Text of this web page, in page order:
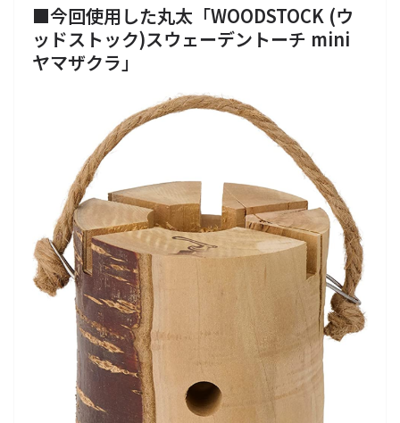
■今回使用した丸太 「WOODSTOCK (ウ
ッドストック)スウェーデントーチ mini
ヤマザクラ 」